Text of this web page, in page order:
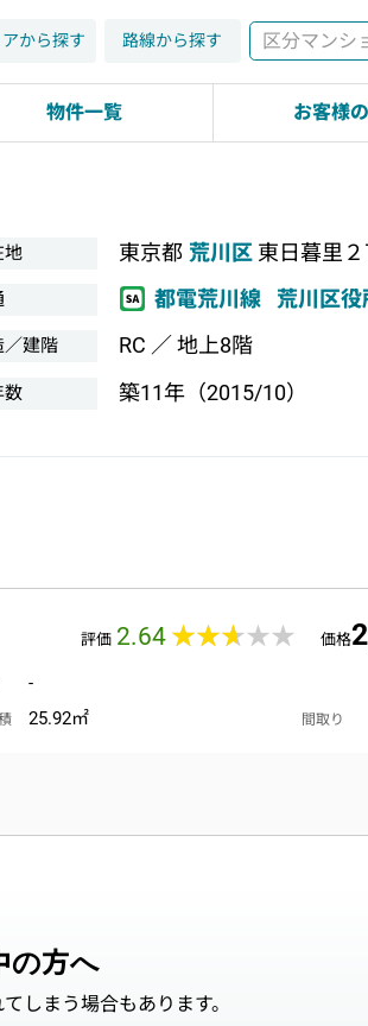
から探す 路線から探す
物件一覧 お客様
地 東京都 荒川区 東日暮里
都電荒川線 荒川区役
／建階 RC ／ 地上8階
数 築11年（2015/10）
評価 2.64 ★★★★★
★★★★★ 価格
-
25.92㎡ 間取り
の方へ
しまう場合もあります。